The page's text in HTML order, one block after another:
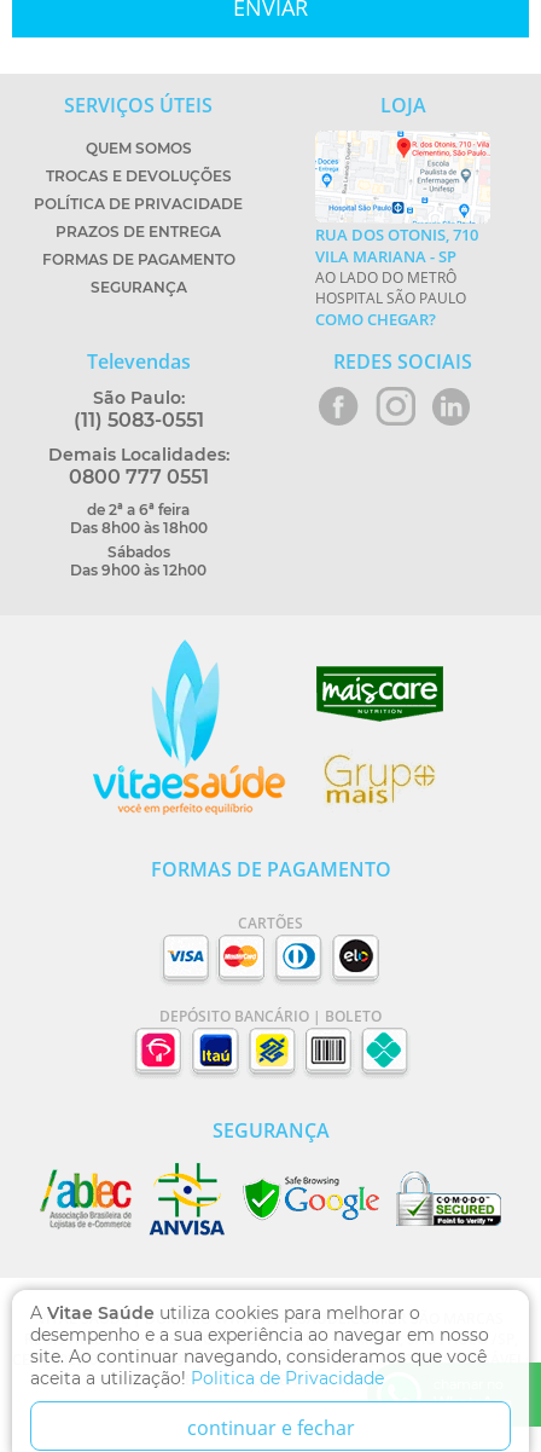
WhatsApp
A Vitae Saúde utiliza cookies para melhorar o
desempenho e a sua experiência ao navegar em nosso
site. Ao continuar navegando, consideramos que você
aceita a utilização! Politica de Privacidade
continuar e fechar
SERVIÇOS ÚTEIS
QUEM SOMOS
TROCAS E DEVOLUÇÕES
POLÍTICA DE PRIVACIDADE
PRAZOS DE ENTREGA
FORMAS DE PAGAMENTO
SEGURANÇA
LOJA
RUA DOS OTONIS, 710
VILA MARIANA - SP
AO LADO DO METRÔ
HOSPITAL SÃO PAULO
COMO CHEGAR?
Televendas
São Paulo:
(11) 5083-0551
Demais Localidades:
0800 777 0551
de 2ª a 6ª feira
Das 8h00 às 18h00
Sábados
Das 9h00 às 12h00
REDES SOCIAIS
FORMAS DE PAGAMENTO
CARTÕES
DEPÓSITO BANCÁRIO | BOLETO
SEGURANÇA
VITAE SAÚDE | DOMÍNIO WWW.VITAESAUDE.COM.BR SÃO MARCAS
REGISTRADAS - RUA DOS OTONIS, 710, VILA MARIANA, SÃO PAULO /SP,
CEP 04025-002 , CNPJ: 13.769.471/0001-00, FARMACÊUTICA RESPONSÁVEL:
DULCILENE DO NASCIMENTO CRF/SP 96517-7